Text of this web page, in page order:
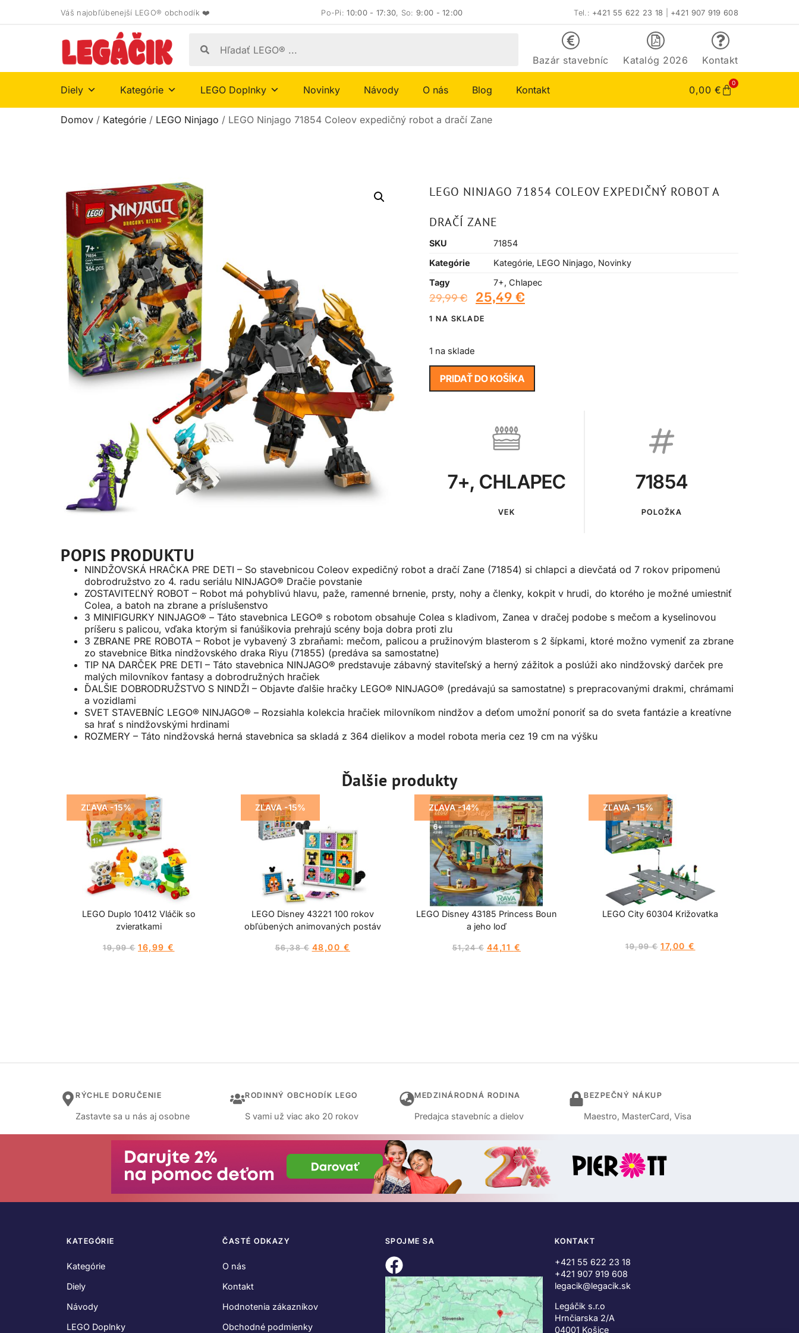
Váš najobľúbenejší LEGO® obchodík ❤️ Po-Pi:10:00 - 17:30, So:9:00 - 12:00 Tel.: +421 55 622 23 18 +421 907 919 608
Bazár stavebníc Katalóg 2026 Kontakt
Diely Kategórie LEGO Doplnky Novinky Návody O nás Blog Kontakt 0,00 €
0
Domov / Kategórie / LEGO Ninjago / LEGO Ninjago 71854 Coleov expedičný robot a dračí Zane
LEGO NINJAGO 71854 COLEOV EXPEDIČNÝ ROBOT A
DRAČÍ ZANE
SKU
71854
Kategórie
Kategórie, LEGO Ninjago, Novinky
Tagy
7+, Chlapec
29,99€ 25,49 €
1 NA SKLADE
1 na sklade
PRIDAŤ DO KOŠÍKA
7+, CHLAPEC
VEK
71854
POLOŽKA
POPIS PRODUKTU
NINDŽOVSKÁ HRAČKA PRE DETI – So stavebnicou Coleov expedičný robot a dračí Zane (71854) si chlapci a dievčatá od 7 rokov pripomenú
dobrodružstvo zo 4. radu seriálu NINJAGO® Dračie povstanie
ZOSTAVITEĽNÝ ROBOT – Robot má pohyblivú hlavu, paže, ramenné brnenie, prsty, nohy a členky, kokpit v hrudi, do ktorého je možné umiestniť
Colea, a batoh na zbrane a príslušenstvo
3 MINIFIGURKY NINJAGO® – Táto stavebnica LEGO® s robotom obsahuje Colea s kladivom, Zanea v dračej podobe s mečom a kyselinovou
príšeru s palicou, vďaka ktorým si fanúšikovia prehrajú scény boja dobra proti zlu
3 ZBRANE PRE ROBOTA – Robot je vybavený 3 zbraňami: mečom, palicou a pružinovým blasterom s 2 šípkami, ktoré možno vymeniť za zbrane
zo stavebnice Bitka nindžovského draka Riyu (71855) (predáva sa samostatne)
TIP NA DARČEK PRE DETI – Táto stavebnica NINJAGO® predstavuje zábavný staviteľský a herný zážitok a poslúži ako nindžovský darček pre
malých milovníkov fantasy a dobrodružných hračiek
ĎALŠIE DOBRODRUŽSTVO S NINDŽI – Objavte ďalšie hračky LEGO® NINJAGO® (predávajú sa samostatne) s prepracovanými drakmi, chrámami
a vozidlami
SVET STAVEBNÍC LEGO® NINJAGO® – Rozsiahla kolekcia hračiek milovníkom nindžov a deťom umožní ponoriť sa do sveta fantázie a kreatívne
sa hrať s nindžovskými hrdinami
ROZMERY – Táto nindžovská herná stavebnica sa skladá z 364 dielikov a model robota meria cez 19 cm na výšku
Ďalšie produkty
ZĽAVA -15%
LEGO Duplo 10412 Vláčik so
zvieratkami
19,99€ 16,99 €
ZĽAVA -15%
LEGO Disney 43221 100 rokov
obľúbených animovaných postáv
56,38€ 48,00 €
ZĽAVA -14%
LEGO Disney 43185 Princess Boun
a jeho loď
51,24€ 44,11 €
ZĽAVA -15%
LEGO City 60304 Križovatka
19,99€ 17,00 €
RÝCHLE DORUČENIE
Zastavte sa u nás aj osobne
RODINNÝ OBCHODÍK LEGO
S vami už viac ako 20 rokov
MEDZINÁRODNÁ RODINA
Predajca stavebníc a dielov
BEZPEČNÝ NÁKUP
Maestro, MasterCard, Visa
KATEGÓRIE
Kategórie
Diely
Návody
LEGO Doplnky
ČASTÉ ODKAZY
O nás
Kontakt
Hodnotenia zákazníkov
Obchodné podmienky
SPOJME SA KONTAKT
+421 55 622 23 18
+421 907 919 608
legacik@legacik.sk
Legáčik s.r.o
Hrnčiarska 2/A
04001 Košice